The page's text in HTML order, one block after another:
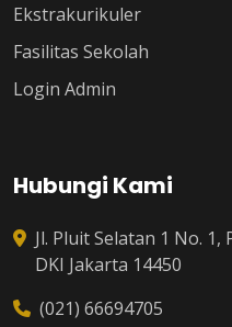
Ekstrakurikuler
Fasilitas Sekolah
Login Admin
Hubungi Kami
Jl. Pluit Selatan 1 No.
DKI Jakarta 14450
(021) 66694705